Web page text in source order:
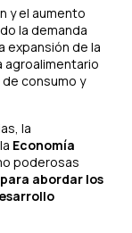
y el aumento
la demanda
expansión de la
agroalimentario
consumo y
la
Economía
poderosas
abordar los